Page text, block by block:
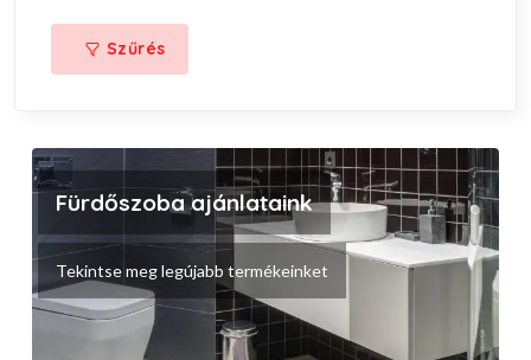
Szűrés
Fürdőszoba ajánlataink
Tekintse meg legújabb termékeinket